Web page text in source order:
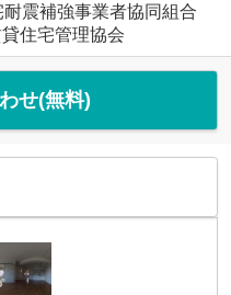
耐震補強事業者協同組合
住宅管理協会
せ(無料)